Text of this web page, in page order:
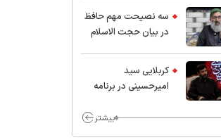
واعظ بزرگ و نویسنده و
پژوهشگر جهان اسلام
سه نصیحت مهم حافظ
در بیان حجت الاسلام
کربلایی سید
امیر‌حسینی در برنامه
محسن چاوشی چه
بیشتر